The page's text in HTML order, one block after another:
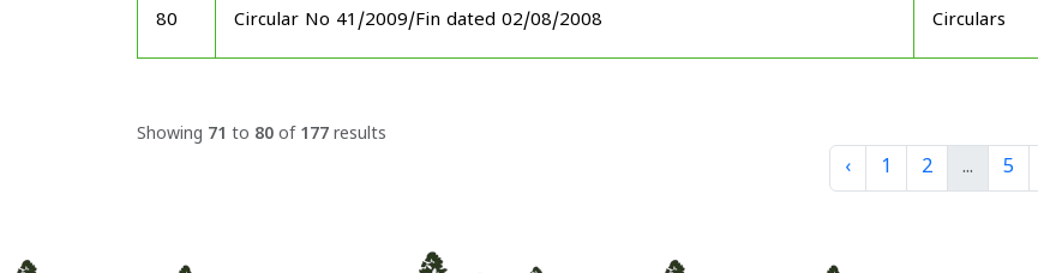
80 Circular No 41/2009/Fin dated 02/08/2008 Circulars
Showing 71 to 80 of 177 results
‹ 1 2 ... 5